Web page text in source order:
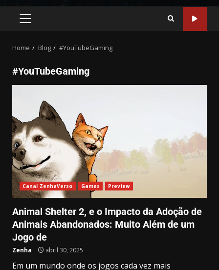
Home Blog #YouTubeGaming
#YouTubeGaming
Canal ZenhaVerso Games Preview
Animal Shelter 2, e o Impacto da Adoção de
Animais Abandonados: Muito Além de um
Jogo de
Zenha abril 30, 2025
Em um mundo onde os jogos cada vez mais
Drive Beyond Horizons: Liberdade
e Aventura nas Estradas do